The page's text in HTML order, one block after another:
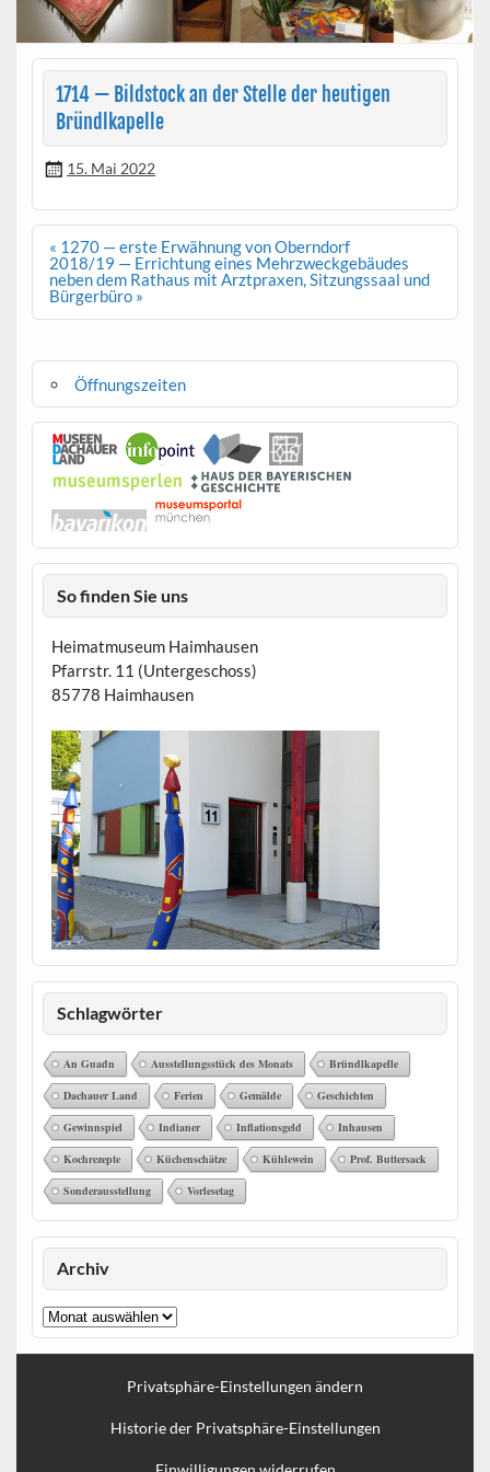
1714 — Bildstock an der Stelle der heutigen
Bründlkapelle
15. Mai 2022
Beitragsnavigation
« 1270 — erste Erwähnung von Oberndorf
2018/19 — Errichtung eines Mehrzweckgebäudes
neben dem Rathaus mit Arztpraxen, Sitzungssaal und
Bürgerbüro »
Öffnungszeiten
So finden Sie uns
Heimatmuseum Haimhausen
Pfarrstr. 11 (Untergeschoss)
85778 Haimhausen
Schlagwörter
An Guadn Ausstellungsstück des Monats Bründlkapelle
Dachauer Land Ferien Gemälde Geschichten
Gewinnspiel Indianer Inflationsgeld Inhausen
Kochrezepte Küchenschätze Kühlewein Prof. Buttersack
Sonderausstellung Vorlesetag
Archiv
Archiv
Privatsphäre-Einstellungen ändern
Historie der Privatsphäre-Einstellungen